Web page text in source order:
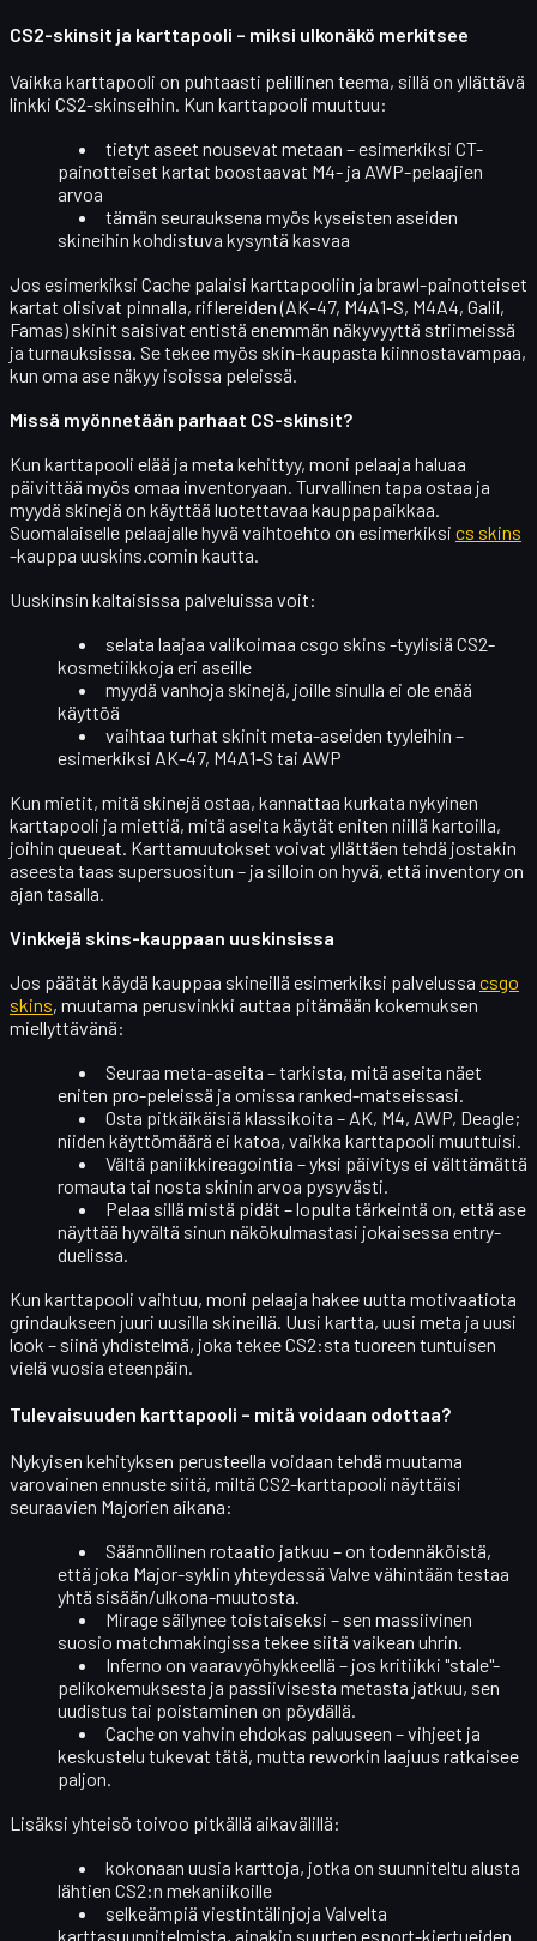
CS2-skinsit ja karttapooli – miksi ulkonäkö merkitsee
Vaikka karttapooli on puhtaasti pelillinen teema, sillä on yllättävä
linkki CS2-skinseihin. Kun karttapooli muuttuu:
tietyt aseet nousevat metaan – esimerkiksi CT-
painotteiset kartat boostaavat M4- ja AWP-pelaajien
arvoa
tämän seurauksena myös kyseisten aseiden
skineihin kohdistuva kysyntä kasvaa
Jos esimerkiksi Cache palaisi karttapooliin ja brawl-painotteiset
kartat olisivat pinnalla, riflereiden (AK-47, M4A1-S, M4A4, Galil,
Famas) skinit saisivat entistä enemmän näkyvyyttä striimeissä
ja turnauksissa. Se tekee myös skin-kaupasta kiinnostavampaa,
kun oma ase näkyy isoissa peleissä.
Missä myönnetään parhaat CS-skinsit?
Kun karttapooli elää ja meta kehittyy, moni pelaaja haluaa
päivittää myös omaa inventoryaan. Turvallinen tapa ostaa ja
myydä skinejä on käyttää luotettavaa kauppapaikkaa.
Suomalaiselle pelaajalle hyvä vaihtoehto on esimerkiksi cs skins
-kauppa uuskins.comin kautta.
Uuskinsin kaltaisissa palveluissa voit:
selata laajaa valikoimaa csgo skins -tyylisiä CS2-
kosmetiikkoja eri aseille
myydä vanhoja skinejä, joille sinulla ei ole enää
käyttöä
vaihtaa turhat skinit meta-aseiden tyyleihin –
esimerkiksi AK-47, M4A1-S tai AWP
Kun mietit, mitä skinejä ostaa, kannattaa kurkata nykyinen
karttapooli ja miettiä, mitä aseita käytät eniten niillä kartoilla,
joihin queueat. Karttamuutokset voivat yllättäen tehdä jostakin
aseesta taas supersuositun – ja silloin on hyvä, että inventory on
ajan tasalla.
Vinkkejä skins-kauppaan uuskinsissa
Jos päätät käydä kauppaa skineillä esimerkiksi palvelussa csgo
skins, muutama perusvinkki auttaa pitämään kokemuksen
miellyttävänä:
Seuraa meta-aseita – tarkista, mitä aseita näet
eniten pro-peleissä ja omissa ranked-matseissasi.
Osta pitkäikäisiä klassikoita – AK, M4, AWP, Deagle;
niiden käyttömäärä ei katoa, vaikka karttapooli muuttuisi.
Vältä paniikkireagointia – yksi päivitys ei välttämättä
romauta tai nosta skinin arvoa pysyvästi.
Pelaa sillä mistä pidät – lopulta tärkeintä on, että ase
näyttää hyvältä sinun näkökulmastasi jokaisessa entry-
duelissa.
Kun karttapooli vaihtuu, moni pelaaja hakee uutta motivaatiota
grindaukseen juuri uusilla skineillä. Uusi kartta, uusi meta ja uusi
look – siinä yhdistelmä, joka tekee CS2:sta tuoreen tuntuisen
vielä vuosia eteenpäin.
Tulevaisuuden karttapooli – mitä voidaan odottaa?
Nykyisen kehityksen perusteella voidaan tehdä muutama
varovainen ennuste siitä, miltä CS2-karttapooli näyttäisi
seuraavien Majorien aikana:
Säännöllinen rotaatio jatkuu – on todennäköistä,
että joka Major-syklin yhteydessä Valve vähintään testaa
yhtä sisään/ulkona-muutosta.
Mirage säilynee toistaiseksi – sen massiivinen
suosio matchmakingissa tekee siitä vaikean uhrin.
Inferno on vaaravyöhykkeellä – jos kritiikki "stale"-
pelikokemuksesta ja passiivisesta metasta jatkuu, sen
uudistus tai poistaminen on pöydällä.
Cache on vahvin ehdokas paluuseen – vihjeet ja
keskustelu tukevat tätä, mutta reworkin laajuus ratkaisee
paljon.
Lisäksi yhteisö toivoo pitkällä aikavälillä:
kokonaan uusia karttoja, jotka on suunniteltu alusta
lähtien CS2:n mekaniikoille
selkeämpiä viestintälinjoja Valvelta
karttasuunnitelmista, ainakin suurten esport-kiertueiden